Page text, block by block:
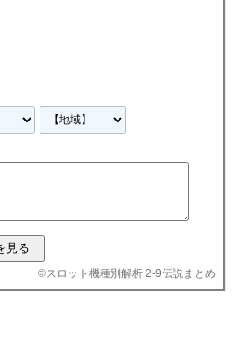
©スロット機種別解析 2-9伝説まとめ